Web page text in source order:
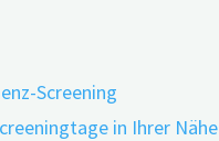
Screening
in Ihrer Nähe